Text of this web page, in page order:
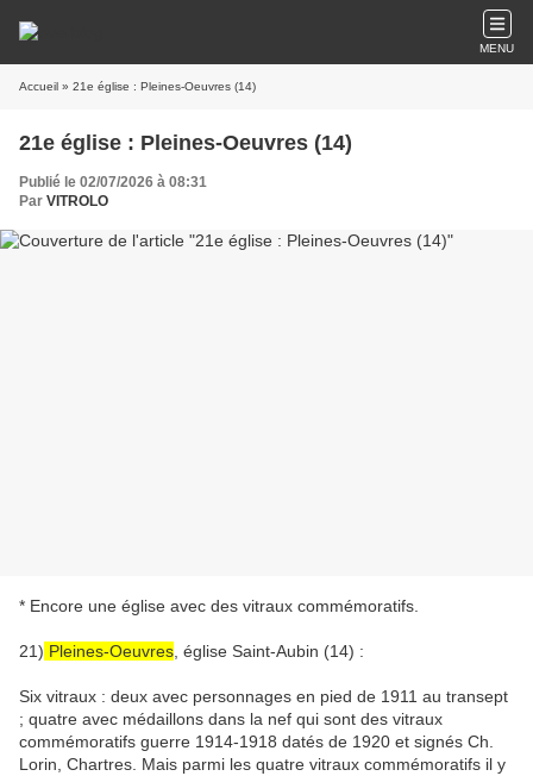
MENU
Accueil » 21e église : Pleines-Oeuvres (14)
21e église : Pleines-Oeuvres (14)
Publié le 02/07/2026 à 08:31
Par VITROLO
* Encore une église avec des vitraux commémoratifs.
21) Pleines-Oeuvres , église Saint-Aubin (14) :
Six vitraux : deux avec personnages en pied de 1911 au transept
; quatre avec médaillons dans la nef qui sont des vitraux
commémoratifs guerre 1914-1918 datés de 1920 et signés Ch.
Lorin, Chartres. Mais parmi les quatre vitraux commémoratifs il y